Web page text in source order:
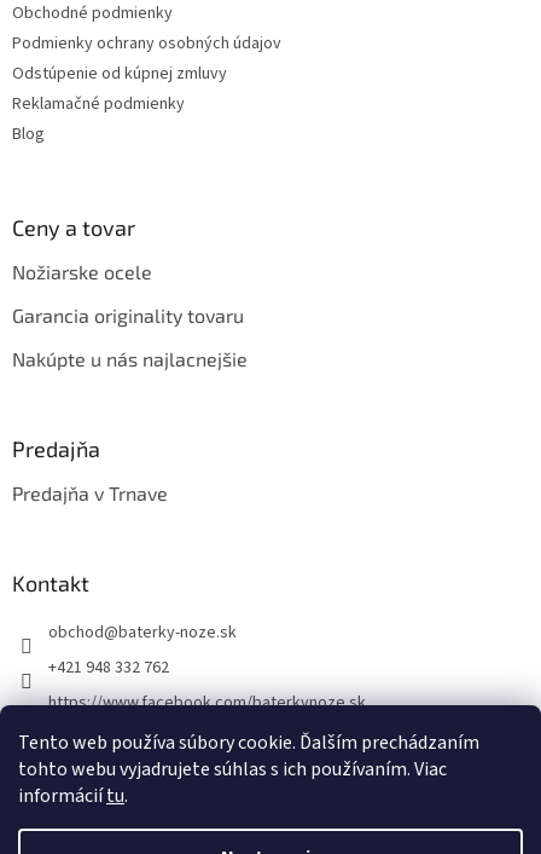
Tento web používa súbory cookie. Ďalším prechádzaním
tohto webu vyjadrujete súhlas s ich používaním. Viac
informáciítu.
Obchodné podmienky
Podmienky ochrany osobných údajov
Odstúpenie od kúpnej zmluvy
Reklamačné podmienky
Blog
Ceny a tovar
Nožiarske ocele
Garancia originality tovaru
Nakúpte u nás najlacnejšie
Predajňa
Predajňa v Trnave
Kontakt
obchod@baterky-noze.sk
+421 948 332 762
https://www.facebook.com/baterkynoze.sk
/baterkynoze
https://www.youtube.com/@nozebaterky